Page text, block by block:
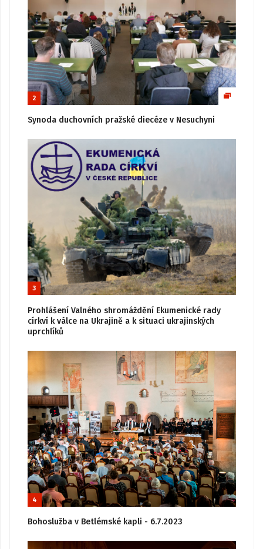
2
Synoda duchovních pražské diecéze v Nesuchyni
3
Prohlášení Valného shromáždění Ekumenické rady
církví k válce na Ukrajině a k situaci ukrajinských
uprchlíků
4
Bohoslužba v Betlémské kapli - 6.7.2023